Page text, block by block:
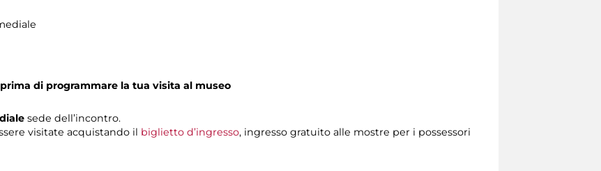
prima di programmare la tua visita al museo
sede dell’incontro.
visitate acquistando il biglietto d’ingresso, ingresso gratuito alle mostre per i possessori